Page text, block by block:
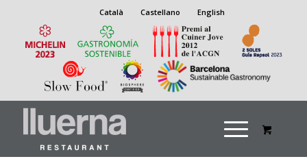
Català Castellano English